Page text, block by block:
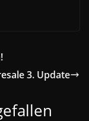
3. Update